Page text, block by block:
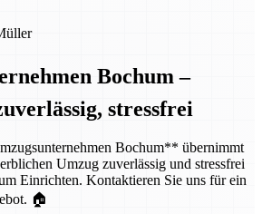
Bochum –
stressfrei
Bochum** übernimmt
Umzug zuverlässig und stressfrei
Einrichten. Kontaktieren Sie uns für ein
🏠